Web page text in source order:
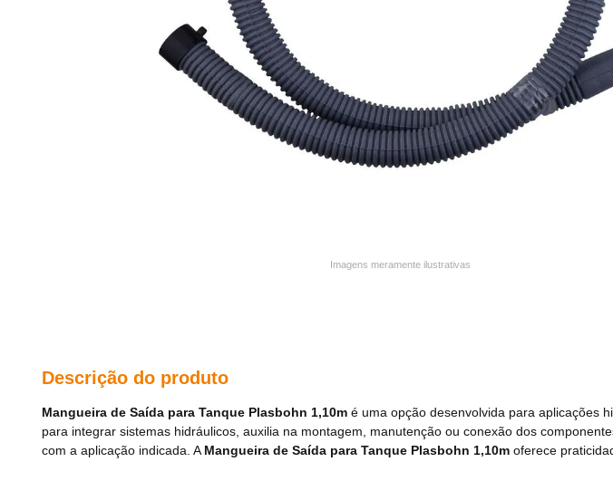
Imagens meramente ilustrativas
Descrição do produto
Mangueira de Saída para Tanque Plasbohn 1,10m é uma opção desenvolvida para aplicações
para integrar sistemas hidráulicos, auxilia na montagem, manutenção ou conexão dos
com a aplicação indicada. A Mangueira de Saída para Tanque Plasbohn 1,10m oferece